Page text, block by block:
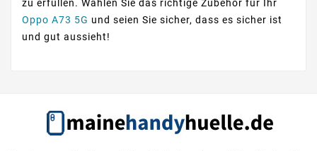
zu erfüllen. Wählen Sie das richtige Zubehör für Ihr
Oppo A73 5G und seien Sie sicher, dass es sicher ist
und gut aussieht!